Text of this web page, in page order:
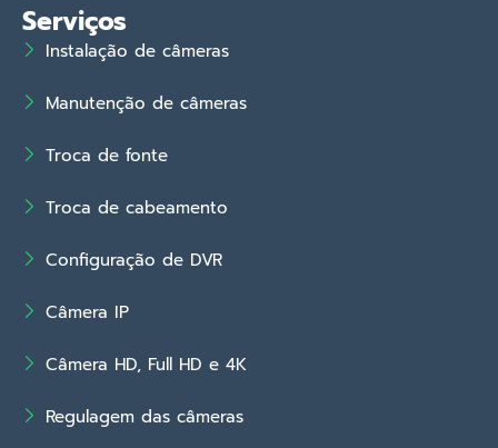
Serviços
Instalação de câmeras
Manutenção de câmeras
Troca de fonte
Troca de cabeamento
Configuração de DVR
Câmera IP
Câmera HD, Full HD e 4K
Regulagem das câmeras